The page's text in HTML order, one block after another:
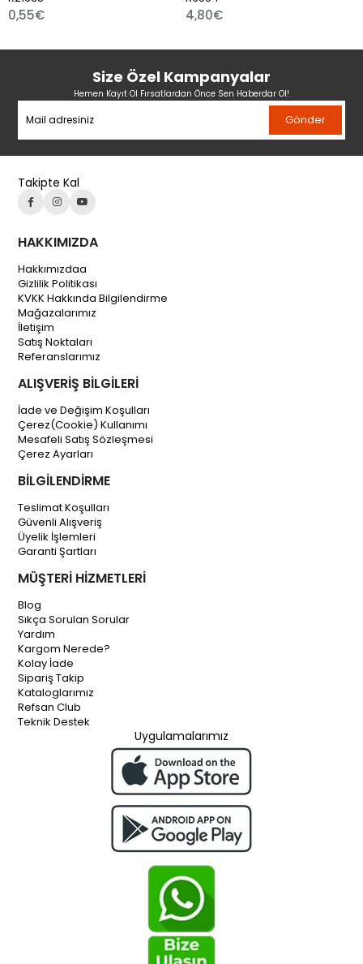
4,80€
Size Özel Kampanyalar
Hemen Kayıt Ol Fırsatlardan Önce Sen Haberdar Ol!
Gönder
Takipte Kal
HAKKIMIZDA
Hakkımızdaa
Gizlilik Politikası
KVKK Hakkında Bilgilendirme
Mağazalarımız
İletişim
Satış Noktaları
Referanslarımız
ALIŞVERİŞ BİLGİLERİ
İade ve Değişim Koşulları
Çerez(Cookie) Kullanımı
Mesafeli Satış Sözleşmesi
Çerez Ayarları
BİLGİLENDİRME
Teslimat Koşulları
Güvenli Alışveriş
Üyelik İşlemleri
Garanti Şartları
MÜŞTERİ HİZMETLERİ
Blog
Sıkça Sorulan Sorular
Yardım
Kargom Nerede?
Kolay İade
Sipariş Takip
Kataloglarımız
Refsan Club
Teknik Destek
Uygulamalarımız